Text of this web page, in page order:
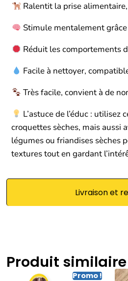
Livraison et
Ralentit la prise
Stimule mentalement
Réduit les comportements
Facile à nettoyer,
Très facile, convient à de
L’astuce de l’éduc : utilisez
croquettes sèches, mais aussi
légumes ou friandises sèches
textures tout en gardant
Produit similaire
Promo !